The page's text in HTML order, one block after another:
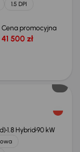
1.5 DPI
Cena promocyjna
41 500 zł
1.8 Hybrid90 kW